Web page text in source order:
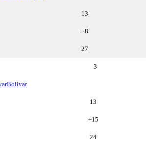
13
+8
27
3
Bolivar
13
+15
24